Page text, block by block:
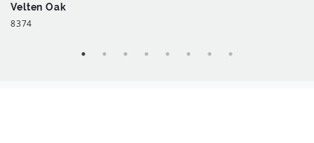
Velten Oak
8374